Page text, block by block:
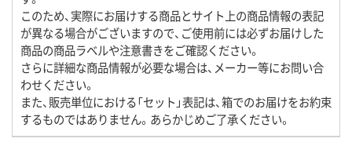
このため、実際にお届けする商品とサイト上の商品情報の表記
が異なる場合がございますので、ご使用前には必ずお届けした
商品の商品ラベルや注意書きをご確認ください。
さらに詳細な商品情報が必要な場合は、メーカー等にお問い合
わせください。
また、販売単位における「セット」表記は、箱でのお届けをお約束
するものではありません。あらかじめご了承ください。